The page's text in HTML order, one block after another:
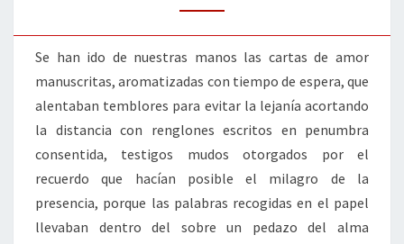
Se han ido de nuestras manos las cartas de amor
manuscritas, aromatizadas con tiempo de espera, que
alentaban temblores para evitar la lejanía acortando
la distancia con renglones escritos en penumbra
consentida, testigos mudos otorgados por el
recuerdo que hacían posible el milagro de la
presencia, porque las palabras recogidas en el papel
llevaban dentro del sobre un pedazo del alma